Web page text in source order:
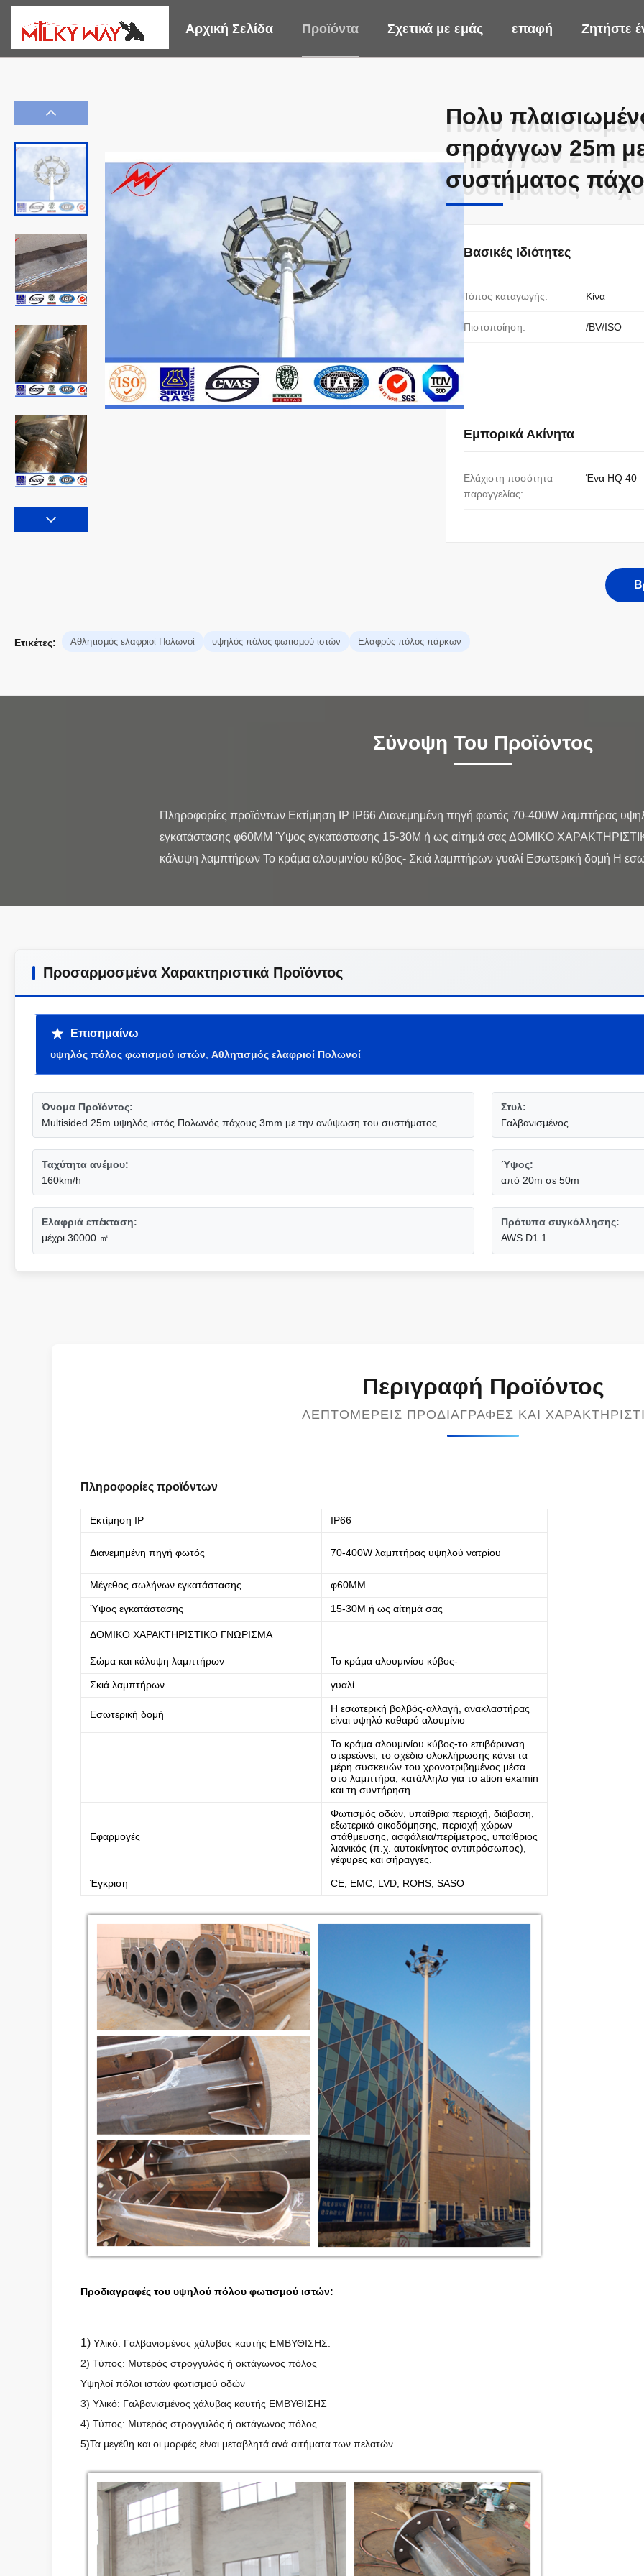
Αρχική Σελίδα Προϊόντα Σχετικά με εμάς επαφή Ζητήστε
Πολυ
σηράγγων 25m
συστήματος
Πολυ
σηράγγων 25m
συστήματος
Βασικές Ιδιότητες
Τόπος καταγωγής: Κίνα
Πιστοποίηση: /BV/ISO
Εμπορικά Ακίνητα
Ελάχιστη ποσότητα
παραγγελίας:
Ένα HQ 40
Ετικέτες: Αθλητισμός ελαφριοί Πολωνοί υψηλός πόλος φωτισμού ιστών Ελαφρύς πόλος πάρκων
Σύνοψη Του Προϊόντος
Πληροφορίες προϊόντων Εκτίμηση IP IP66 Διανεμημένη πηγή φωτός 70-400W λαμπτήρας
εγκατάστασης φ60MM Ύψος εγκατάστασης 15-30M ή ως αίτημά σας ΔΟΜΙΚΟ
Προσαρμοσμένα Χαρακτηριστικά Προϊόντος
Επισημαίνω
υψηλός πόλος φωτισμού ιστών Αθλητισμός ελαφριοί Πολωνοί
Όνομα Προϊόντος:
Multisided 25m υψηλός ιστός Πολωνός πάχους 3mm με την ανύψωση του συστήματος
Στυλ:
Γαλβανισμένος
Ταχύτητα ανέμου:
160km/h
Ύψος:
από 20m σε 50m
Ελαφριά επέκταση:
μέχρι 30000 ㎡
Πρότυπα συγκόλλησης:
AWS D1.1
Περιγραφή Προϊόντος
ΛΕΠΤΟΜΕΡΕΊΣ ΠΡΟΔΙΑΓΡΑΦΈΣ ΚΑΙ
Πληροφορίες προϊόντων
Εκτίμηση IP IP66
Διανεμημένη πηγή φωτός 70-400W λαμπτήρας υψηλού νατρίου
Μέγεθος σωλήνων εγκατάστασης φ60MM
Ύψος εγκατάστασης 15-30M ή ως αίτημά σας
ΔΟΜΙΚΟ ΧΑΡΑΚΤΗΡΙΣΤΙΚΟ ΓΝΏΡΙΣΜΑ
Σώμα και κάλυψη λαμπτήρων Το κράμα αλουμινίου κύβος-
Σκιά λαμπτήρων γυαλί
Εσωτερική δομή
Η εσωτερική βολβός-αλλαγή, ανακλαστήρας
είναι υψηλό καθαρό αλουμίνιο
Το κράμα αλουμινίου κύβος-το επιβάρυνση
στερεώνει, το σχέδιο ολοκλήρωσης κάνει τα
μέρη συσκευών του χρονοτριβημένος μέσα
στο λαμπτήρα, κατάλληλο για το ation examin
και τη συντήρηση.
Εφαρμογές
Φωτισμός οδών, υπαίθρια περιοχή, διάβαση,
εξωτερικό οικοδόμησης, περιοχή χώρων
στάθμευσης, ασφάλεια/περίμετρος, υπαίθριος
λιανικός (π.χ. αυτοκίνητος αντιπρόσωπος),
γέφυρες και σήραγγες.
Έγκριση CE, EMC, LVD, ROHS, SASO
Προδιαγραφές του υψηλού πόλου φωτισμού ιστών:
1) Υλικό: Γαλβανισμένος χάλυβας καυτής ΕΜΒΥΘΙΣΗΣ.
2) Τύπος: Μυτερός στρογγυλός ή οκτάγωνος πόλος
Υψηλοί πόλοι ιστών φωτισμού οδών
3) Υλικό: Γαλβανισμένος χάλυβας καυτής ΕΜΒΥΘΙΣΗΣ
4) Τύπος: Μυτερός στρογγυλός ή οκτάγωνος πόλος
5)Τα μεγέθη και οι μορφές είναι μεταβλητά ανά αιτήματα των πελατών